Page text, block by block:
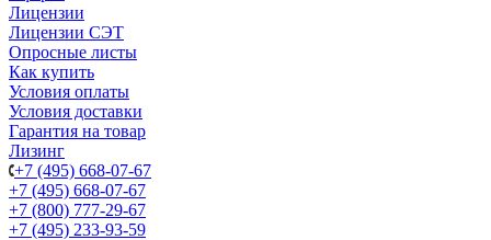
Лицензии
Лицензии СЭТ
Опросные листы
Как купить
Условия оплаты
Условия доставки
Гарантия на товар
Лизинг
+7 (495) 668-07-67
+7 (495) 668-07-67
+7 (800) 777-29-67
+7 (495) 233-93-59